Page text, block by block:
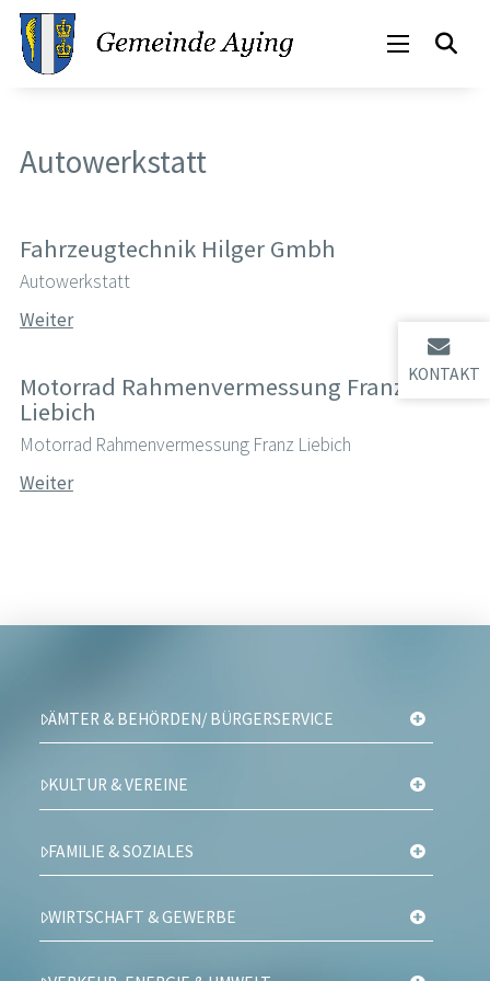
KONTAKT
Autowerkstatt
Fahrzeugtechnik Hilger Gmbh
Autowerkstatt
Weiter
Motorrad Rahmenvermessung Franz
Liebich
Motorrad Rahmenvermessung Franz Liebich
Weiter
ÄMTER & BEHÖRDEN/ BÜRGERSERVICE
KULTUR & VEREINE
FAMILIE & SOZIALES
WIRTSCHAFT & GEWERBE